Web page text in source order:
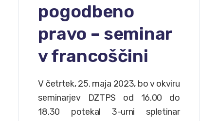
pogodbeno
pravo – seminar
v francoščini
V četrtek, 25. maja 2023, bo v okviru
seminarjev DZTPS od 16.00 do
18.30 potekal 3-urni spletinar